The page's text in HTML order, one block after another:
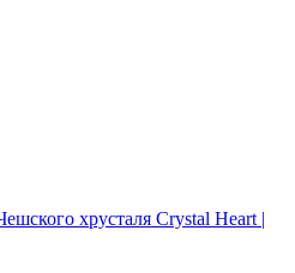
хрусталя Crystal Heart |